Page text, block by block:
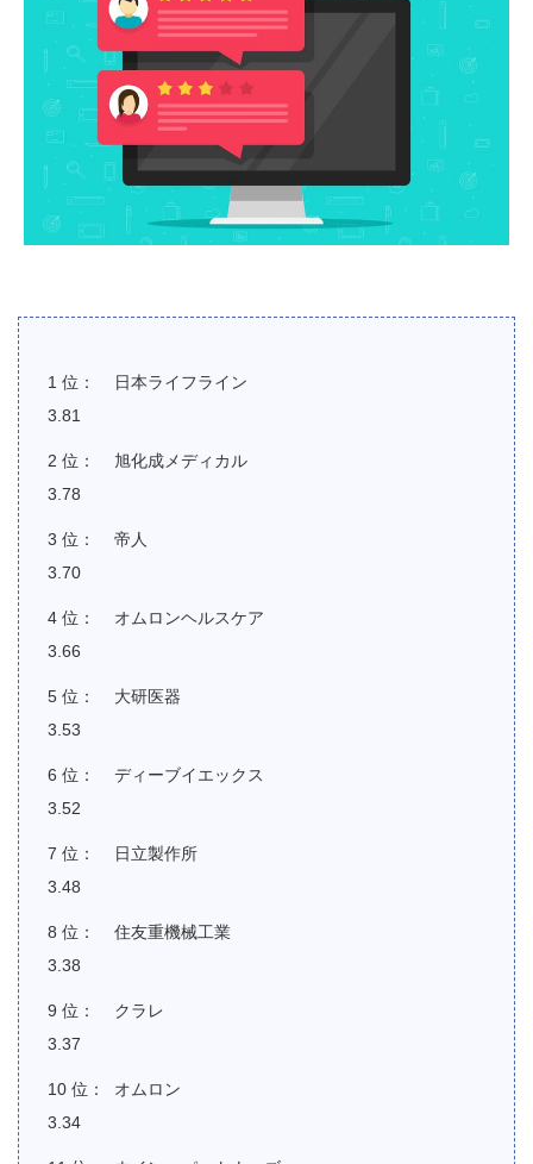
日本ライフライン
3.81
旭化成メディカル
3.78
帝人
3.70
オムロンヘルスケア
3.66
大研医器
3.53
ディーブイエックス
3.52
日立製作所
3.48
住友重機械工業
3.38
クラレ
3.37
オムロン
3.34